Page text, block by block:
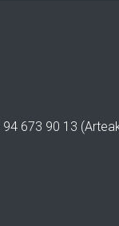
94 673 90 13